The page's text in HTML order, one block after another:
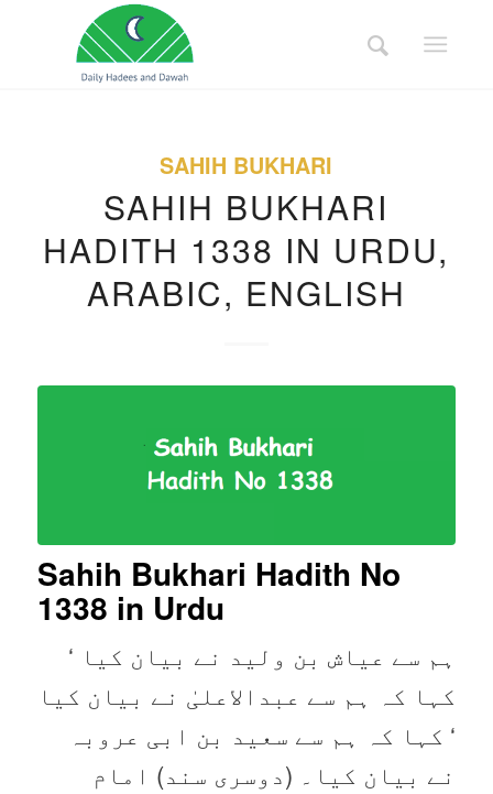
SAHIH BUKHARI
SAHIH BUKHARI
HADITH 1338 IN URDU,
ARABIC, ENGLISH
Sahih Bukhari Hadith No
1338 in Urdu
ہم سے عیاش بن ولید نے بیان کیا ‘
کہا کہ ہم سے عبدالاعلیٰ نے بیان کیا
‘ کہا کہ ہم سے سعید بن ابی عروبہ
نے بیان کیا۔ (دوسری سند) امام